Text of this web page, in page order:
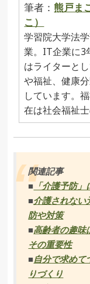
筆者：熊戸ま
こ）
学習院大学法
業。IT企業に3
はライターと
や福祉、健康
しています。
在は社会福祉
関連記事
■「介護予防」
■介護されない
防や対策
■高齢者の趣味
その重要性
■自分で求めて
りづくり